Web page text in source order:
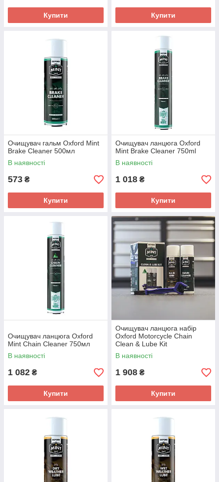
Купити Купити
Очищувач гальм Oxford Mint
Brake Cleaner 500мл
В наявності
573 ₴
Купити
Очищувач ланцюга Oxford
Mint Brake Cleaner 750ml
В наявності
1 018 ₴
Купити
Очищувач ланцюга Oxford
Mint Chain Cleaner 750мл
В наявності
1 082 ₴
Купити
Очищувач ланцюга набір
Oxford Motorcycle Chain
Clean & Lube Kit
В наявності
1 908 ₴
Купити